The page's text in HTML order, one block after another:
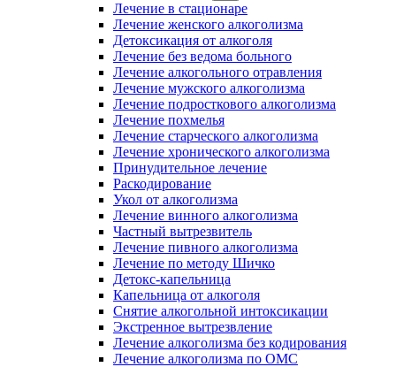
Лечение в стационаре
Лечение женского алкоголизма
Детоксикация от алкоголя
Лечение без ведома больного
Лечение алкогольного отравления
Лечение мужского алкоголизма
Лечение подросткового алкоголизма
Лечение похмелья
Лечение старческого алкоголизма
Лечение хронического алкоголизма
Принудительное лечение
Раскодирование
Укол от алкоголизма
Лечение винного алкоголизма
Частный вытрезвитель
Лечение пивного алкоголизма
Лечение по методу Шичко
Детокс-капельница
Капельница от алкоголя
Снятие алкогольной интоксикации
Экстренное вытрезвление
Лечение алкоголизма без кодирования
Лечение алкоголизма по ОМС